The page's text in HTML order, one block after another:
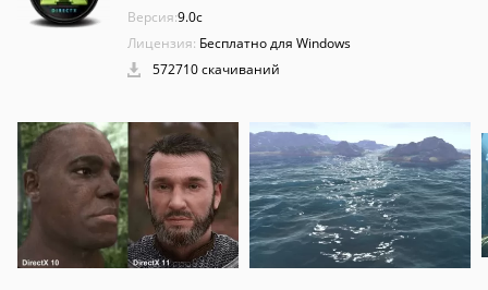
Версия:9.0c
Лицензия: Бесплатно для Windows
572710 скачиваний